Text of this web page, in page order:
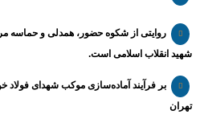
روایتی از شکوه حضور، همدلی و حماسه
شهید انقلاب اسلامی است.
بر فرآیند آماده‌سازی موکب شهدای فولاد
تهران